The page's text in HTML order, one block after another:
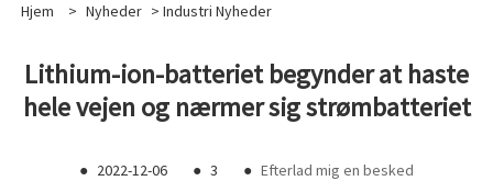
Hjem > Nyheder > Industri Nyheder
Lithium-ion-batteriet begynder at haste
hele vejen og nærmer sig strømbatteriet
● 2022-12-06 ● 3 ● Efterlad mig en besked